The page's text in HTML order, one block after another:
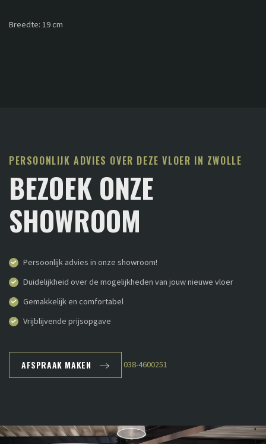
Breedte: 19 cm
PERSOONLIJK ADVIES OVER DEZE VLOER IN ZWOLLE
BEZOEK ONZE
SHOWROOM
Persoonlijk advies in onze showroom!
Duidelijkheid over de mogelijkheden van jouw nieuwe vloer
Gemakkelijk en comfortabel
Vrijblijvende prijsopgave
AFSPRAAK MAKEN 038-4600251